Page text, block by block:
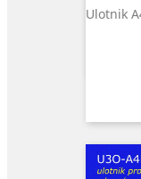
Ulotnik